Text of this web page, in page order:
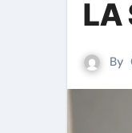
LA
By